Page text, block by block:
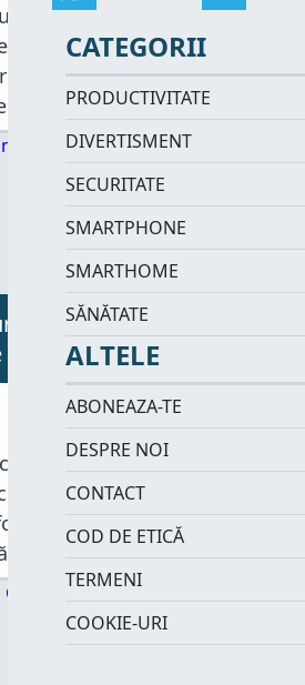
de file din Microsoft
ultima încercare
un sistem de organizare
Și sunt chiar utile, mai
file deschise, deoarece
descarcă fișiere
Diana Ann Roe
15.08.2025
fișiere de pe PC-ul tău
Edge le salvează
numit Descărcări.
schimbi locația fișierelor
Edge și să alegi un
poți activa
CATEGORII
PRODUCTIVITATE
DIVERTISMENT
SECURITATE
SMARTPHONE
SMARTHOME
SĂNĂTATE
ALTELE
ABONEAZA-TE
DESPRE NOI
CONTACT
COD DE ETICĂ
TERMENI
COOKIE-URI